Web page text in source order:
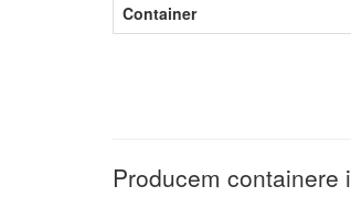
Container
Producem containere